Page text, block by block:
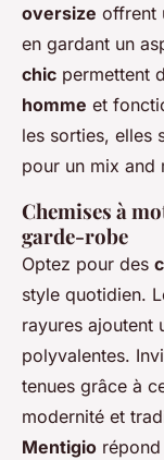
oversize offrent
en gardant un
chic permettent
homme et
les sorties, elles
pour un mix and
Chemises à
garde-robe
Optez pour des
style quotidien.
rayures ajoutent
polyvalentes.
tenues grâce à
modernité et
Mentigio